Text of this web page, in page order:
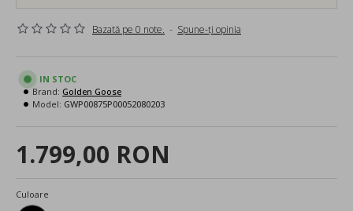
Bazată pe 0 note. - Spune-ţi opinia
1.799,00 RON
IN STOC
Brand: Golden Goose
Model: GWP00875P00052080203
Culoare